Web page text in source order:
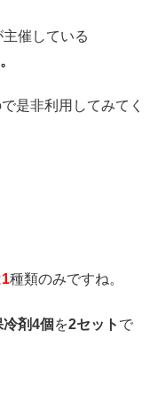
催している
。
是非利用してみてく
1種類のみですね。
剤4個 を2セット で